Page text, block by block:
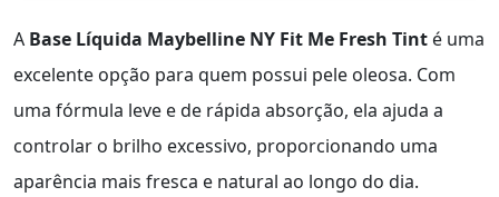
A Base Líquida Maybelline NY Fit Me Fresh Tint é uma
excelente opção para quem possui pele oleosa. Com
uma fórmula leve e de rápida absorção, ela ajuda a
controlar o brilho excessivo, proporcionando uma
aparência mais fresca e natural ao longo do dia.